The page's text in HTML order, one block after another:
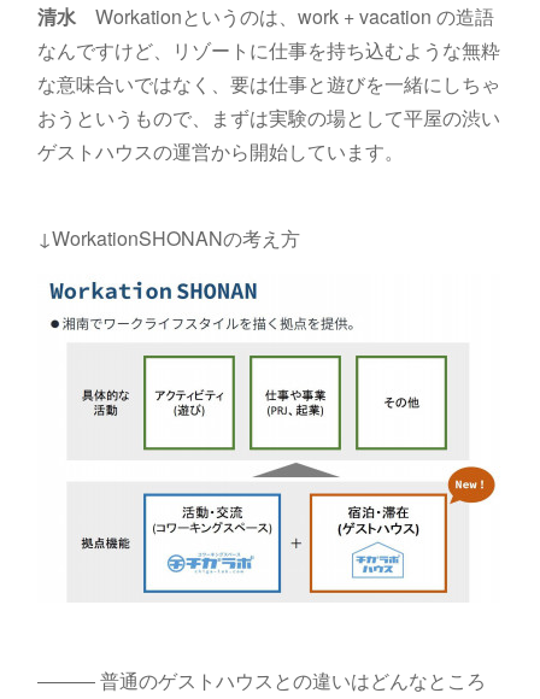
清水Workationというのは、work + vacation の造語
なんですけど、リゾートに仕事を持ち込むような無粋
な意味合いではなく、要は仕事と遊びを一緒にしちゃ
おうというもので、まずは実験の場として平屋の渋い
ゲストハウスの運営から開始しています。
↓WorkationSHONANの考え方
――― 普通のゲストハウスとの違いはどんなところ